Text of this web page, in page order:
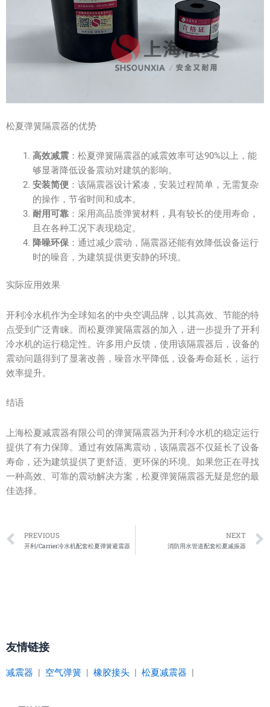
松夏弹簧隔震器的优势
高效减震：松夏弹簧隔震器的减震效率可达90%以上，能
够显著降低设备震动对建筑的影响。
安装简便：该隔震器设计紧凑，安装过程简单，无需复杂
的操作，节省时间和成本。
耐用可靠：采用高品质弹簧材料，具有较长的使用寿命，
且在各种工况下表现稳定。
降噪环保：通过减少震动，隔震器还能有效降低设备运行
时的噪音，为建筑提供更安静的环境。
实际应用效果
开利冷水机作为全球知名的中央空调品牌，以其高效、节能的特
点受到广泛青睐。而松夏弹簧隔震器的加入，进一步提升了开利
冷水机的运行稳定性。许多用户反馈，使用该隔震器后，设备的
震动问题得到了显著改善，噪音水平降低，设备寿命延长，运行
效率提升。
结语
上海松夏减震器有限公司的弹簧隔震器为开利冷水机的稳定运行
提供了有力保障。通过有效隔离震动，该隔震器不仅延长了设备
寿命，还为建筑提供了更舒适、更环保的环境。如果您正在寻找
一种高效、可靠的震动解决方案，松夏弹簧隔震器无疑是您的最
佳选择。
Prev
PREVIOUS
开利/Carrier冷水机配套松夏弹簧避震器
NEXT
消防用水管道配套松夏减振器
友情链接
减震器 空气弹簧 橡胶接头 松夏减震器